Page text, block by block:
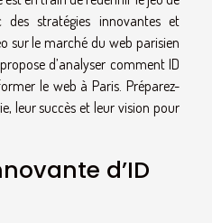
stratégies innovantes et
sur le marché du web parisien
d’analyser comment ID
le web à Paris. Préparez-
leur succès et leur vision pour
d’ID